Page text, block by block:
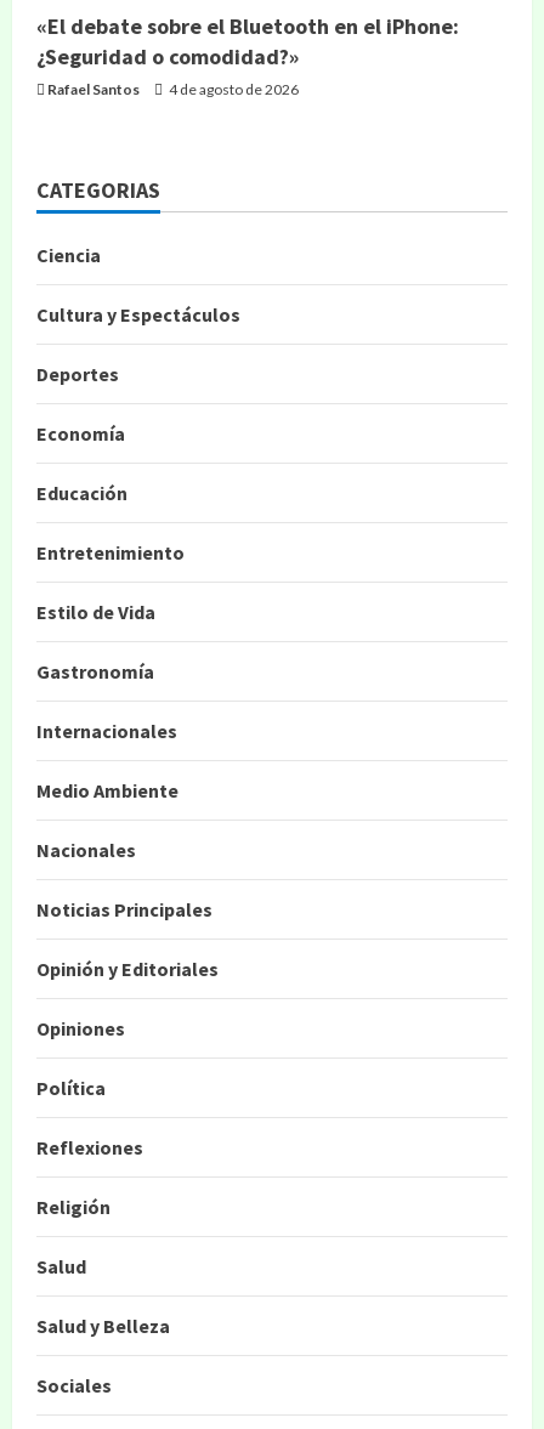
«El debate sobre el Bluetooth en el iPhone:
¿Seguridad o comodidad?»
Rafael Santos 4 de agosto de 2026
CATEGORIAS
Ciencia
Cultura y Espectáculos
Deportes
Economía
Educación
Entretenimiento
Estilo de Vida
Gastronomía
Internacionales
Medio Ambiente
Nacionales
Noticias Principales
Opinión y Editoriales
Opiniones
Política
Reflexiones
Religión
Salud
Salud y Belleza
Sociales